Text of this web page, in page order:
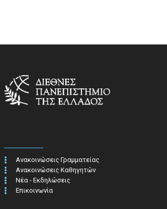
Ανακοινώσεις Γραμματείας
Ανακοινώσεις Καθηγητών
Νέα - Εκδηλώσεις
Επικοινωνία